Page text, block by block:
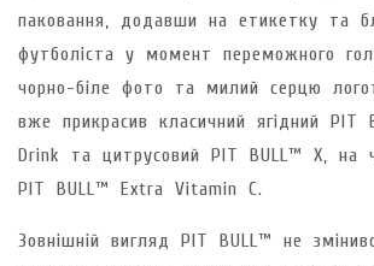
паковання, додавши на етикетку та
футболіста у момент переможного
чорно-біле фото та милий серцю
вже прикрасив класичний ягідний PIT
Drink та цитрусовий PIT BULL™ X, на
PIT BULL™ Extra Vitamin C.
Зовнішній вигляд PIT BULL™ не